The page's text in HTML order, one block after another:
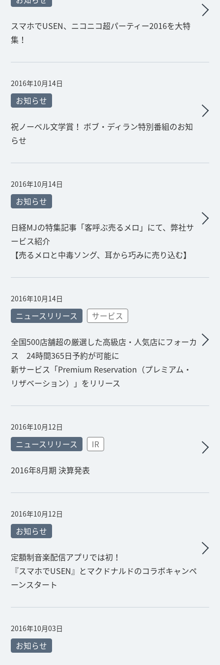
スマホでUSEN、ニコニコ超パーティー2016を大特
集！
2016年10月14日
お知らせ
祝ノーベル文学賞！ ボブ・ディラン特別番組のお知
らせ
2016年10月14日
お知らせ
日経MJの特集記事「客呼ぶ売るメロ」にて、弊社サ
ービス紹介
【売るメロと中毒ソング、耳から巧みに売り込む】
2016年10月14日
ニュースリリース サービス
全国500店舗超の厳選した高級店・人気店にフォーカ
ス 24時間365日予約が可能に
新サービス「Premium Reservation（プレミアム・
リザベーション）」をリリース
2016年10月12日
ニュースリリース IR
2016年8月期 決算発表
2016年10月12日
お知らせ
定額制音楽配信アプリでは初！
『スマホでUSEN』とマクドナルドのコラボキャンペ
ーンスタート
2016年10月03日
お知らせ